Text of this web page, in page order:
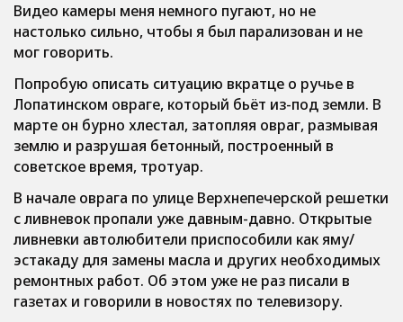
Видео камеры меня немного пугают, но не
настолько сильно, чтобы я был парализован и не
мог говорить.
Попробую описать ситуацию вкратце о ручье в
Лопатинском овраге, который бьёт из-под земли. В
марте он бурно хлестал, затопляя овраг, размывая
землю и разрушая бетонный, построенный в
советское время, тротуар.
В начале оврага по улице Верхнепечерской решетки
с ливневок пропали уже давным-давно. Открытые
ливневки автолюбители приспособили как яму/
эстакаду для замены масла и других необходимых
ремонтных работ. Об этом уже не раз писали в
газетах и говорили в новостях по телевизору.